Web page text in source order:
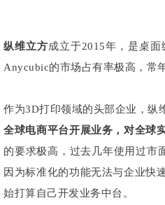
纵维立方成立于2015年，是桌
Anycubic的市场占有率极高，常
作为3D打印领域的头部企业，纵
全球电商平台开展业务，对全球
的要求极高，过去几年使用过市
因为标准化的功能无法与企业快
始打算自己开发业务中台。